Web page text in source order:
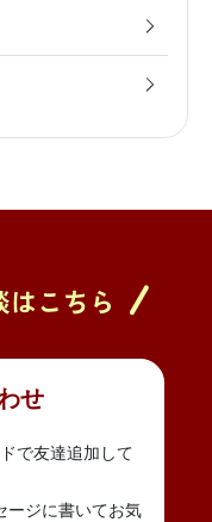
こちら
せ
で友達追加して
ージに書いてお気